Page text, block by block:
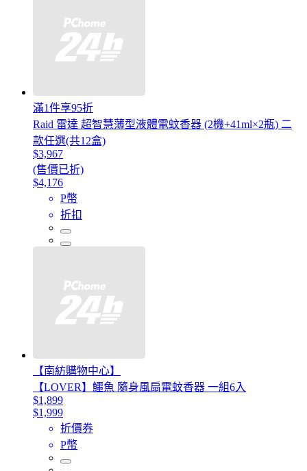
滿1件享95折
Raid 雷達 超智慧薄型液體電蚊香器 (2機+41ml×2瓶) 二
款任選(共12盒)
$3,967
(售價已折)
$4,176
P幣
折扣
【南紡購物中心】
【LOVER】鱷魚 隨身風扇電蚊香器 一組6入
$1,899
$1,999
折價券
P幣